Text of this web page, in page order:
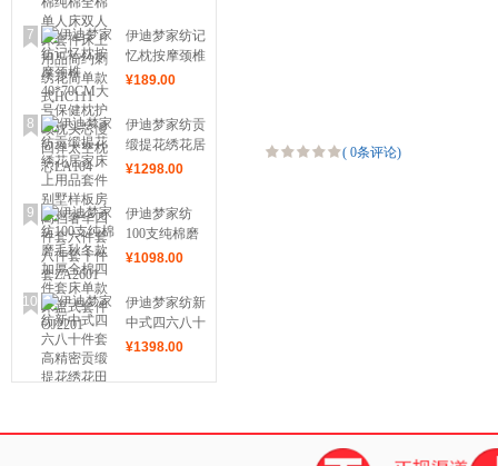
床套件床上用
品简约刺绣花
简单款式
HC111
7
伊迪梦家纺记
忆枕按摩颈椎
40*70CM大
枕头芯慢回弹
太空枕芯
LA104
¥189.00
8
伊迪梦家纺贡
缎提花绣花居
家床上用品套
高档奢华四件
套六件套八件
套十件套
ZA2601
¥1298.00
9
伊迪梦家纺
100支纯棉磨
毛秋冬款加厚
单款床盖式套
件OJ2201
¥1098.00
10
伊迪梦家纺新
中式四六八十
件套高精密贡
园风高档套件
¥1398.00
( 0条评论)